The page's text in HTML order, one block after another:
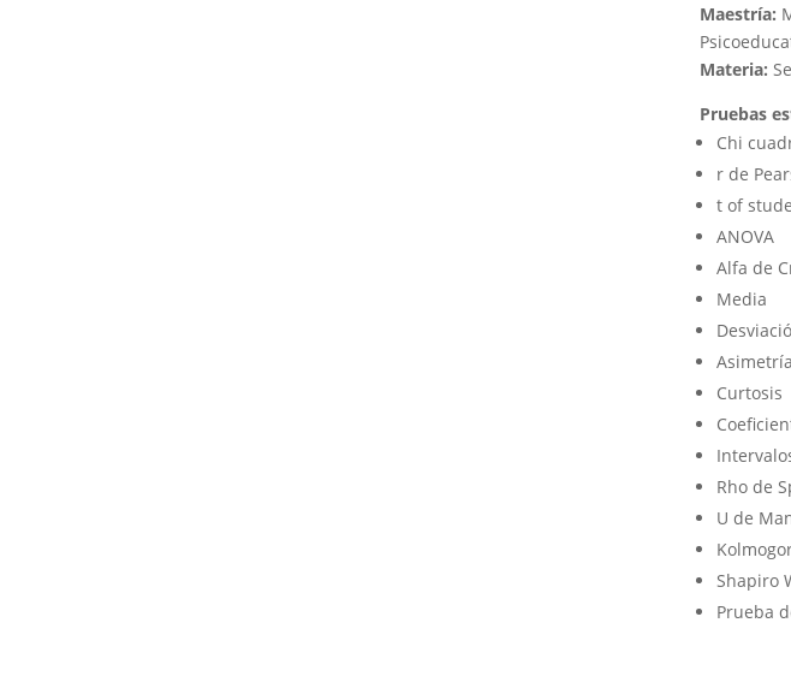
Maestría:
Materia:
Pruebas
Chi
r de
t of
ANOVA​
Alfa de
Media​
Asimetría​
Curtosis​
Rho de
U de
Shapiro
Prueba